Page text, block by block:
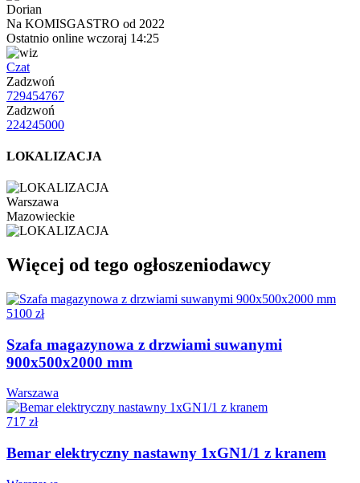
Dorian
Na KOMISGASTRO od 2022
Ostatnio online wczoraj 14:25
Czat
Zadzwoń
729454767
Zadzwoń
224245000
LOKALIZACJA
Warszawa
Mazowieckie
Więcej od tego ogłoszeniodawcy
5100 zł
Szafa magazynowa z drzwiami suwanymi
900x500x2000 mm
Warszawa
717 zł
Bemar elektryczny nastawny 1xGN1/1 z kranem